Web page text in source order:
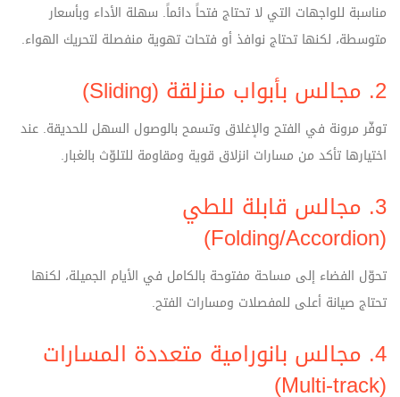
مناسبة للواجهات التي لا تحتاج فتحاً دائماً. سهلة الأداء وبأسعار
متوسطة، لكنها تحتاج نوافذ أو فتحات تهوية منفصلة لتحريك الهواء.
2. مجالس بأبواب منزلقة (Sliding)
توفّر مرونة في الفتح والإغلاق وتسمح بالوصول السهل للحديقة. عند
اختيارها تأكد من مسارات انزلاق قوية ومقاومة للتلوّث بالغبار.
3. مجالس قابلة للطي
(Folding/Accordion)
تحوّل الفضاء إلى مساحة مفتوحة بالكامل في الأيام الجميلة، لكنها
تحتاج صيانة أعلى للمفصلات ومسارات الفتح.
4. مجالس بانورامية متعددة المسارات
(Multi-track)